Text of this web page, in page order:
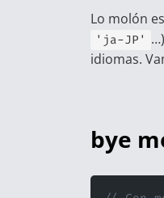
Lo molón
'ja-JP'
idiomas.
bye